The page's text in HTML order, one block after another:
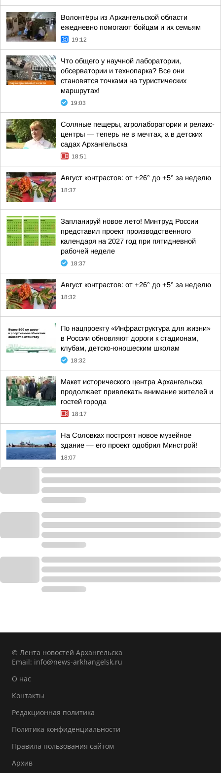
Волонтёры из Архангельской области
ежедневно помогают бойцам и их семьям
19:12
Что общего у научной лаборатории,
обсерватории и технопарка? Все они
становятся точками на туристических
маршрутах!
19:03
Соляные пещеры, агролаборатории и релакс-
центры — теперь не в мечтах, а в детских
садах Архангельска
18:51
Август контрастов: от +26° до +5° за неделю
18:37
Запланируй новое лето! Минтруд России
представил проект производственного
календаря на 2027 год при пятидневной
рабочей неделе
18:37
Август контрастов: от +26° до +5° за неделю
18:32
По нацпроекту «Инфраструктура для жизни»
в России обновляют дороги к стадионам,
клубам, детско-юношеским школам
18:32
Макет исторического центра Архангельска
продолжает привлекать внимание жителей и
гостей города
18:17
На Соловках построят новое музейное
здание — его проект одобрил Минстрой!
18:07
© Лента новостей Архангельска
Email: info@news-arkhangelsk.ru
О нас
Контакты
Редакционная политика
Политика конфиденциальности
Правила пользования сайтом
Архив